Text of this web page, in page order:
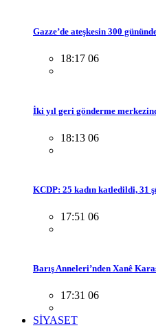
Gazze’de ateşkesin 300
18:17 06
İki yıl geri gönderme
18:13 06
KCDP: 25 kadın katledildi, 31
17:51 06
Barış Anneleri’nden Xanê
17:31 06
SİYASET